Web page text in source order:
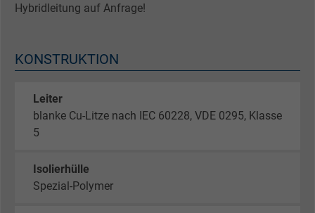
Hybridleitung auf Anfrage!
KONSTRUKTION
Leiter
blanke Cu-Litze nach IEC 60228, VDE 0295, Klasse
5
Isolierhülle
Spezial-Polymer